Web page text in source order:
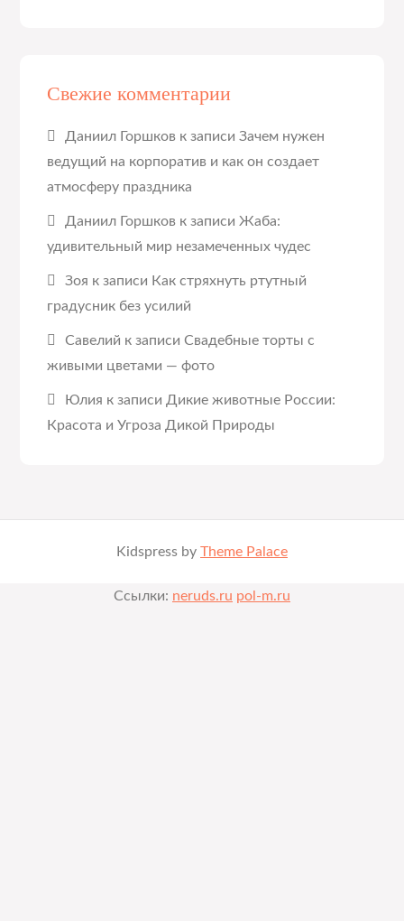
Свежие комментарии
Даниил Горшков к записиЗачем нужен
ведущий на корпоратив и как он создает
атмосферу праздника
Даниил Горшков к записиЖаба:
удивительный мир незамеченных чудес
Зоя к записи Как стряхнуть ртутный
градусник без усилий
Савелий к записиСвадебные торты с
живыми цветами — фото
Юлия к записи Дикие животные России:
Красота и Угроза Дикой Природы
Kidspress by Theme Palace
Ссылки: neruds.ru pol-m.ru